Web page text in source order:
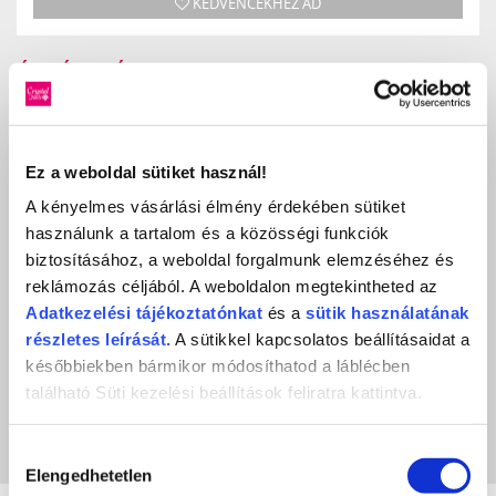
Ez a weboldal sütiket használ!
A kényelmes vásárlási élmény érdekében sütiket
használunk a tartalom és a közösségi funkciók
biztosításához, a weboldal forgalmunk elemzéséhez és
reklámozás céljából. A weboldalon megtekintheted az
Adatkezelési tájékoztatónkat és a sütik használatának
részletes leírását. A sütikkel kapcsolatos beállításaidat a
későbbiekben bármikor módosíthatod a láblécben
található Süti kezelési beállítások feliratra kattintva.
kiválasztása
Elengedhetetlen
ÉRTÉKELÉS,
VÉLEMÉNYEZÉS
Értékeles (0 szavazat alapján)
0 / 5
Még nincs értékelve.
LEGYÉL TE AZ ELSŐ
A képeken megjelenő színek eltérhetnek a valóságtól, a monitor beállításaitól